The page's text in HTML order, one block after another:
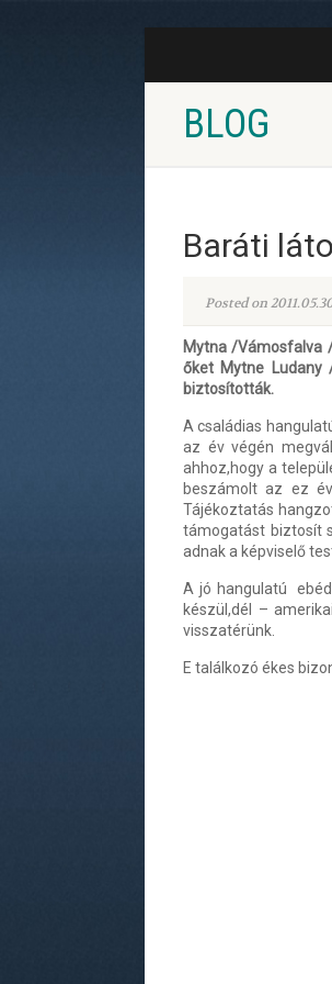
BLOG
Baráti
Posted on
Mytna /Vámosfalva
őket Mytne Ludany
biztosították.
A családias
az év végén
ahhoz,hogy a
beszámolt az ez
Tájékoztatás
támogatást biztosít
adnak a képviselő
A jó hangulatú
készül,dél –
visszatérünk.
E találkozó ékes